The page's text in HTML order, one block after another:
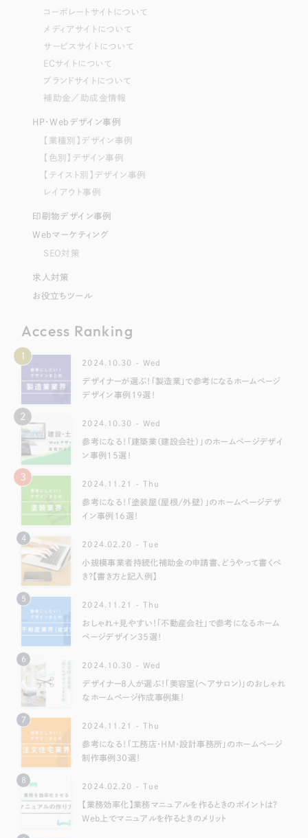
コーポレートサイトについて
メディアサイトについて
サービスサイトについて
ECサイトについて
ブランドサイトについて
補助金／助成金情報
HP・Webデザイン事例
【業種別】デザイン事例
【色別】デザイン事例
【テイスト別】デザイン事例
レイアウト事例
印刷物デザイン事例
Webマーケティング
SEO対策
求人対策
お役立ちツール
Access Ranking
1
2024.10.30 - Wed
デザイナーが選ぶ！「製造業」で参考になるホームページ
デザイン事例19選！
2
2024.10.30 - Wed
参考になる！「建築業（建設会社）」のホームページデザイ
ン事例15選！
3
2024.11.21 - Thu
参考になる！「塗装屋（屋根/外壁）」のホームページデザ
イン事例16選！
4
2024.02.20 - Tue
小規模事業者持続化補助金の申請書、どうやって書くべ
き？【書き方と記入例】
5
2024.11.21 - Thu
おしゃれ＋見やすい！「不動産会社」で参考になるホーム
ページデザイン35選！
6
2024.10.30 - Wed
デザイナー8人が選ぶ！「美容室(ヘアサロン)」のおしゃれ
なホームページ作成事例集！
7
2024.11.21 - Thu
参考になる！「工務店・HM・設計事務所」のホームページ
制作事例30選！
8
2024.02.20 - Tue
【業務効率化】業務マニュアルを作るときのポイントは？
Web上でマニュアルを作るときのメリット